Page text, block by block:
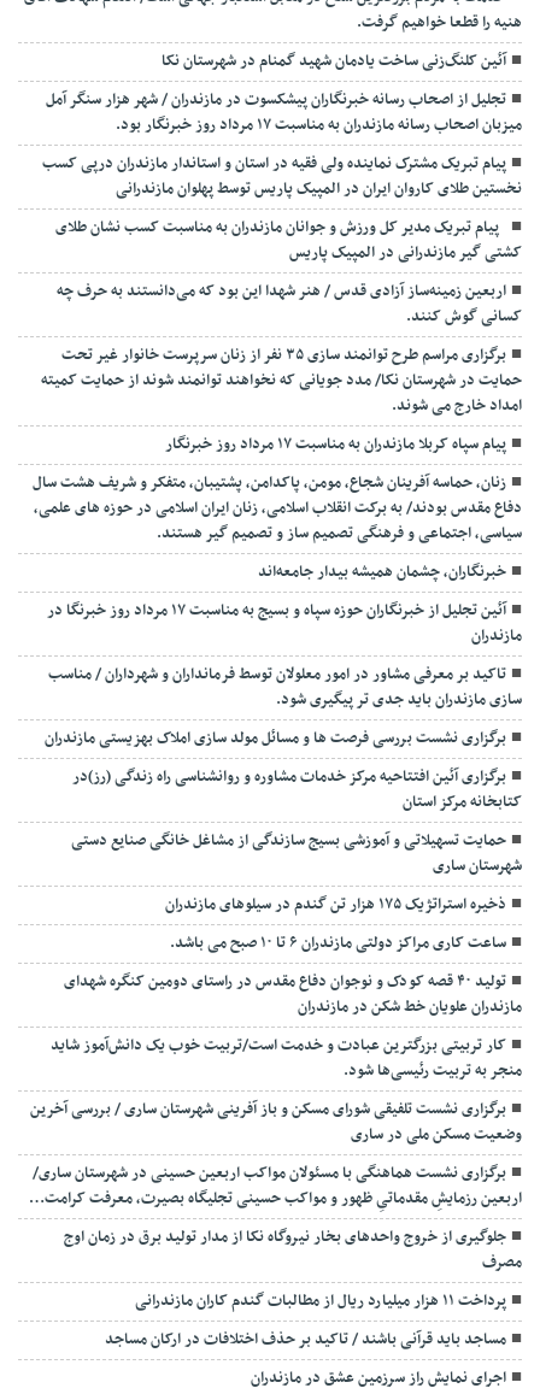
هنیه را قطعا خواهیم گرفت.
آئین کلنگ‌زنی ساخت یادمان شهید گمنام در شهرستان نکا
تجلیل از اصحاب رسانه خبرنگاران پیشکسوت در مازندران / شهر هزار سنگر آمل
میزبان اصحاب رسانه مازندران به مناسبت ۱۷ مرداد روز خبرنگار بود.
پیام تبریک مشترک نماینده ولی فقیه در استان و استاندار مازندران درپی کسب
نخستین طلای کاروان ایران در المپیک پاریس توسط پهلوان مازندرانی
‍ ‍ پیام تبریک مدیر کل ورزش و جوانان مازندران به مناسبت کسب نشان طلای
کشتی گیر مازندرانی در المپیک پاریس
اربعین زمینه‌ساز آزادی قدس / هنر شهدا این بود که می‌دانستند به حرف چه
کسانی گوش کنند.
برگزاری مراسم طرح توانمند سازی ۳۵ نفر از زنان سرپرست خانوار غیر تحت
حمایت در شهرستان نکا/ مدد جویانی که نخواهند توانمند شوند از حمایت کمیته
امداد خارج می شوند.
پیام سپاه کربلا مازندران به مناسبت ۱۷ مرداد روز خبرنگار
زنان، حماسه آفرینان شجاع، مومن، پاکدامن، پشتیبان، متفکر و شریف هشت سال
دفاع مقدس بودند/ به برکت انقلاب اسلامی، زنان ایران اسلامی در حوزه های علمی،
سیاسی، اجتماعی و فرهنگی تصمیم ساز و تصمیم گیر هستند.
خبرنگاران، چشمان همیشه بیدار جامعه‌اند
آئین تجلیل از خبرنگاران حوزه سپاه و بسیج به مناسبت ۱۷ مرداد روز خبرنگا در
مازندران
تاکید بر معرفی مشاور در امور معلولان توسط فرمانداران و شهرداران / مناسب
سازی مازندران باید جدی تر پیگیری شود.
برگزاری نشست بررسی فرصت ها و مسائل مولد سازی املاک بهزیستی مازندران
برگزاری آئین افتتاحیه مرکز خدمات مشاوره و روانشناسی راه زندگی (رز)در
کتابخانه مرکز استان
حمایت تسهیلاتی و آموزشی بسیج سازندگی از مشاغل خانگی صنایع دستی
شهرستان ساری
ذخیره استراتژیک ۱۷۵ هزار تن گندم در سیلوهای مازندران
ساعت کاری مراکز دولتی مازندران ۶ تا ۱۰ صبح می باشد.
تولید ۴۰ قصه کودک و نوجوان دفاع مقدس در راستای دومین کنگره شهدای
مازندران علویان خط شکن در مازندران
کار تربیتی بزرگترین عبادت و خدمت است/تربیت خوب یک دانش‌آموز شاید
منجر به تربیت رئیسی‌ها شود.
برگزاری ‌نشست تلفیقی شورای مسکن و باز آفرینی شهرستان ساری / بررسی آخرین
وضعیت مسکن ملی در ساری
برگزاری نشست هماهنگی با مسئولان مواکب اربعین حسینی در شهرستان ساری/
اربعین رزمایشِ مقدماتیِ ظهور و مواکب حسینی تجلیگاه بصیرت، معرفت کرامت…
جلوگیری از خروج واحدهای بخار نیروگاه نکا از مدار تولید برق در زمان اوج
مصرف
پرداخت ۱۱ هزار میلیارد ریال از مطالبات گندم کاران مازندرانی
مساجد باید قرآنی باشند / تاکید بر حذف اختلافات در ارکان مساجد
اجرای نمایش راز سرزمین عشق در مازندران